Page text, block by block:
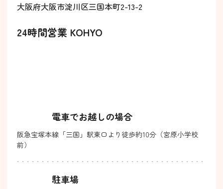
大阪府大阪市淀川区三国本町2-13-2
24時間営業 KOHYO
電車でお越しの場合
阪急宝塚本線「三国」駅東口より徒歩約10分（宮原小学校
前）
駐車場